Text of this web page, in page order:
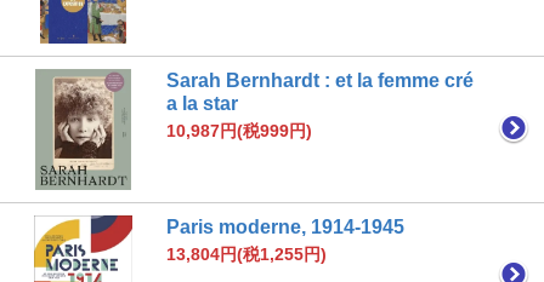
Sarah Bernhardt : et la femme cré
a la star
10,987円(税999円)
Paris moderne, 1914-1945
13,804円(税1,255円)